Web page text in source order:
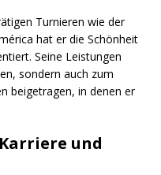
Turnieren wie der
hat er die Schönheit
Seine Leistungen
sondern auch zum
beigetragen, in denen er
und